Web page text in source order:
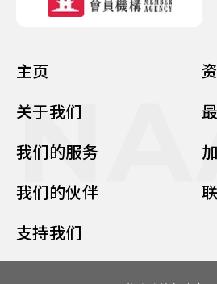
主页
关于我们
我们的服务
我们的伙伴
支持我们